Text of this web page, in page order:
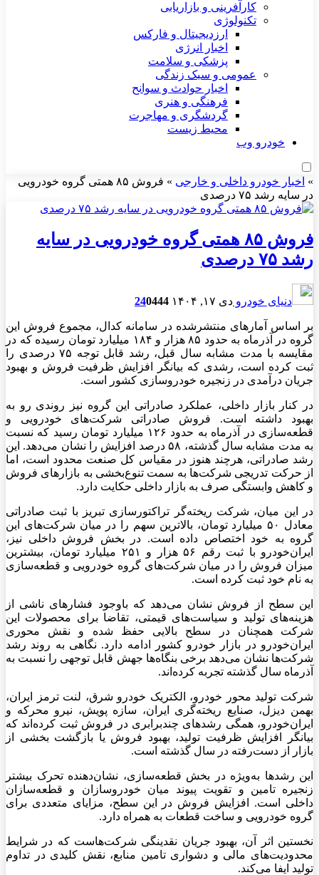
کارآفرینی و بازاریابی
تکنولوژی
ارزدیجیتال و فارکس
اخبار انرژی
پزشکی و سلامت
عمومی و سبک زندگی
اخبار حوادث و سوانح
فرهنگی و هنری
گردشگری و مهاجرت
محیط زیست
خودرو وب
» اخبار خودرو داخلی و خارجی »
فروش ۸۵ همتی گروه خودرویی
در سایه رشد ۷۵ درصدی
فروش ۸۵ همتی گروه خودرویی در سایه
رشد ۷۵ درصدی
دنیای خودرو دی ۱۷, ۱۴۰۴ 240444
بر اساس آمارهای منتشرشده در سامانه کدال، مجموع فروش این
گروه در آذرماه به حدود ۸۵ هزار و ۱۸۴ میلیارد تومان رسیده که در
مقایسه با مدت مشابه سال قبل، رشد قابل توجه ۷۵ درصدی را
ثبت کرده است، رشدی که بیانگر افزایش ظرفیت فروش و بهبود
جریان درآمدی در زنجیره خودروسازی کشور است.
در کنار بازار داخلی، عملکرد صادراتی این گروه نیز روندی رو به
بهبود داشته است. فروش صادراتی شرکت‌های خودرویی و
قطعه‌سازی در آذرماه به حدود ۱۲۶ میلیارد تومان رسید که نسبت
به مدت مشابه سال گذشته، ۵۸ درصد افزایش را نشان می‌دهد. این
رشد صادراتی، هرچند هنوز در مقیاس کل صنعت محدود است، اما
از حرکت تدریجی شرکت‌ها به سمت تنوع‌بخشی به بازارهای فروش
و کاهش وابستگی صرف به بازار داخلی حکایت دارد.
در این میان، شرکت ریخته‌گر تراکتورسازی تبریز با ثبت صادراتی
معادل ۵۰ میلیارد تومان، بالاترین سهم را در میان شرکت‌های این
گروه به خود اختصاص داده است. در بخش فروش داخلی نیز،
ایران‌خودرو با ثبت رقم ۵۶ هزار و ۲۵۱ میلیارد تومان، بیشترین
میزان فروش را در میان شرکت‌های گروه خودرویی و قطعه‌سازی
به نام خود ثبت کرده است.
این سطح از فروش نشان می‌دهد که باوجود فشارهای ناشی از
هزینه‌های تولید و سیاست‌های قیمتی، تقاضا برای محصولات این
شرکت همچنان در سطح بالایی حفظ شده و نقش محوری
ایران‌خودرو در بازار خودرو کشور ادامه دارد. نگاهی به روند رشد
شرکت‌ها نشان می‌دهد برخی بنگاه‌ها جهش قابل توجهی را نسبت به
آذرماه سال گذشته تجربه کرده‌اند.
شرکت تولید محور خودرو، الکتریک خودرو شرق، لنت ترمز ایران،
بهمن دیزل، صنایع ریخته‌گری ایران، سازه پویش، نیرو محرکه و
ایران‌خودرو، همگی رشدهای چندبرابری در فروش ثبت کرده‌اند که
بیانگر افزایش ظرفیت تولید، بهبود فروش یا بازگشت بخشی از
بازار از دست‌رفته در سال گذشته است.
این رشدها به‌ویژه در بخش قطعه‌سازی، نشان‌دهنده تحرک بیشتر
زنجیره تامین و تقویت پیوند میان خودروسازان و قطعه‌سازان
داخلی است. افزایش فروش در این سطح، مزایای متعددی برای
گروه خودرویی و ساخت قطعات به همراه دارد.
نخستین اثر آن، بهبود جریان نقدینگی شرکت‌هاست که در شرایط
محدودیت‌های مالی و دشواری تامین منابع، نقش کلیدی در تداوم
تولید ایفا می‌کند.